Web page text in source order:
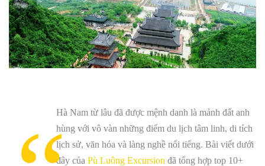
Hà Nam từ lâu đã được mệnh danh là mảnh đất anh
hùng với vô vàn những điểm du lịch tâm linh, di tích
lịch sử, văn hóa và làng nghề nổi tiếng. Bài viết dưới
đây của Pù Luông Excursion đã tổng hợp top 10+